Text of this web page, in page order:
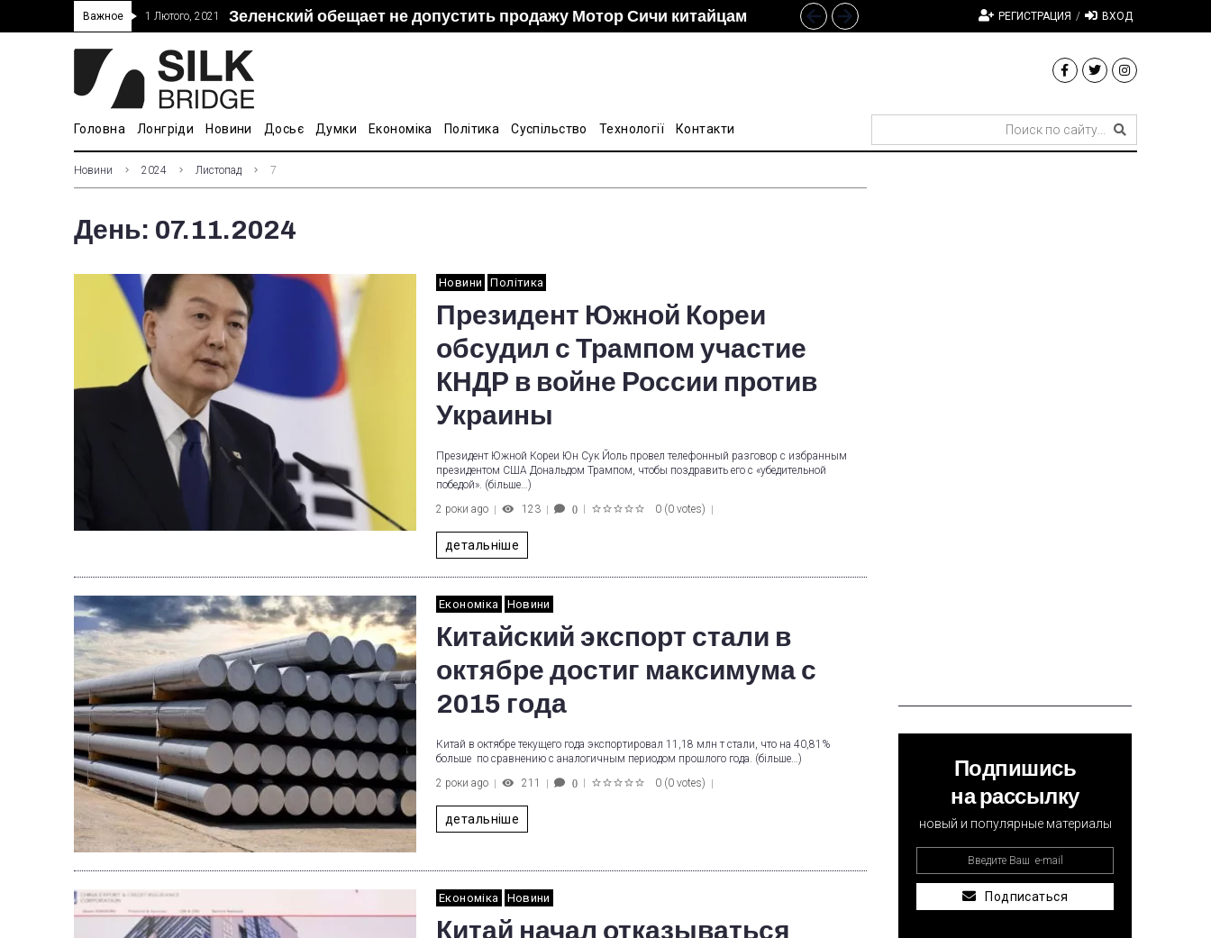
Важное 1 Лютого, 2021 Зеленский обещает не допустить продажу Мотор Сичи китайцам
Прошло 5-тое заседание украинско-китайской Подкомиссии по
“Дочка” Beijing Skyrizon и DCH Group подали новую заявку в АМКУ о
В Украине ввели пошлину на стальные трубы из Китая РЕГИСТРАЦИЯ / ВХОД
Головна Лонгріди Новини Досьє Думки Економіка Політика Суспільство Технології Контакти
Новини 2024 Листопад 7
День: 07.11.2024
Новини Політика
Президент Южной Кореи
обсудил с Трампом участие
КНДР в войне России против
Украины
Президент Южной Кореи Юн Сук Йоль провел телефонный разговор с избранным
президентом США Дональдом Трампом, чтобы поздравить его с «убедительной
победой». (більше…)
2 роки ago
123 0 0 (0 votes)
детальніше
Економіка Новини
Китайский экспорт стали в
октябре достиг максимума с
2015 года
Китай в октябре текущего года экспортировал 11,18 млн т стали, что на 40,81%
больше по сравнению с аналогичным периодом прошлого года. (більше…)
2 роки ago
211 0 0 (0 votes)
детальніше
Економіка Новини
Китай начал отказываться
Подпишись
на рассылку
новый и популярные материалы
Подписаться